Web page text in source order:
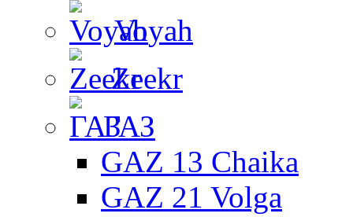
Voyah
Zeekr
ГАЗ
GAZ 13 Chaika
GAZ 21 Volga